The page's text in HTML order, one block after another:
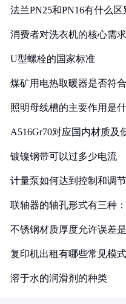
法兰PN25和PN16有什么区
消费者对洗衣机的核心需
U型螺栓的国家标准
煤矿用电热取暖器是否符
照明母线槽的主要作用是
A516Gr70对应国内材质及
镀镍钢带可以过多少电流
计量泵如何达到控制和调
联轴器的轴孔形式有三种
不锈钢材质厚度允许误差
复印机出租有哪些常见模式
溶于水的润滑剂的种类